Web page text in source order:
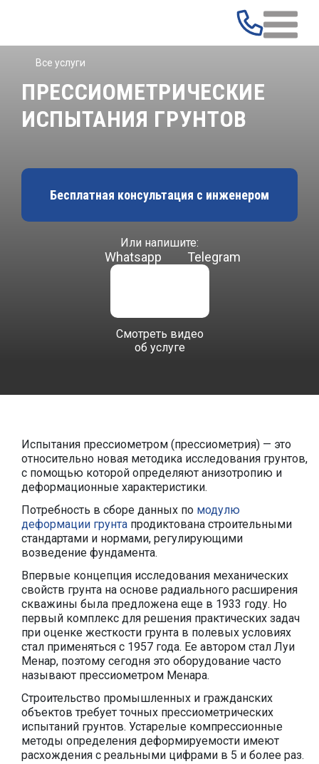
Все услуги
ПРЕССИОМЕТРИЧЕСКИЕ
ИСПЫТАНИЯ ГРУНТОВ
Бесплатная консультация с инженером
Или напишите:
Whatsapp Telegram
Смотреть видео
об услуге
Испытания прессиометром (прессиометрия) — это
относительно новая методика исследования грунтов,
с помощью которой определяют анизотропию и
деформационные характеристики.
Потребность в сборе данных по модулю
деформации грунта продиктована строительными
стандартами и нормами, регулирующими
возведение фундамента.
Впервые концепция исследования механических
свойств грунта на основе радиального расширения
скважины была предложена еще в 1933 году. Но
первый комплекс для решения практических задач
при оценке жесткости грунта в полевых условиях
стал применяться с 1957 года. Ее автором стал Луи
Менар, поэтому сегодня это оборудование часто
называют прессиометром Менара.
Строительство промышленных и гражданских
объектов требует точных прессиометрических
испытаний грунтов. Устарелые компрессионные
методы определения деформируемости имеют
расхождения с реальными цифрами в 5 и более раз.